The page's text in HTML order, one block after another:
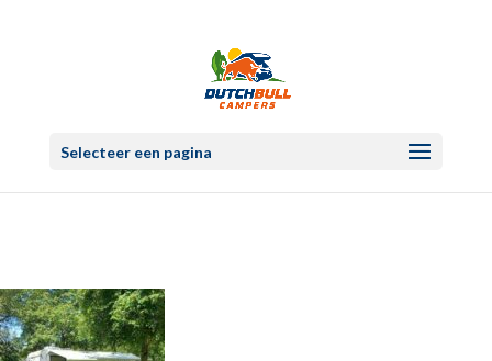
Selecteer een pagina